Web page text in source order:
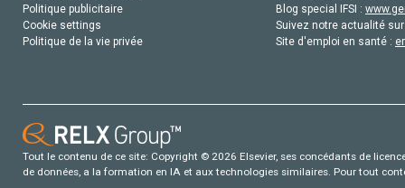
Politique publicitaire
Cookie settings
Politique de la vie privée
Blog special IFSI :
Suivez notre actualité
Site d'emploi en santé :
Tout le contenu de ce site: Copyright © 2026 Elsevier, ses concédants de
de données, a la formation en IA et aux technologies similaires. Pour tout